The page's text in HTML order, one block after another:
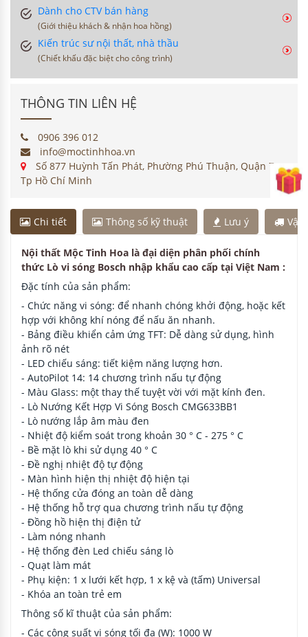
Dành cho CTV bán hàng
(Giới thiệu khách & nhận hoa hồng)
Kiến trúc sư nội thất, nhà thầu
(Chiết khấu đặc biệt cho công trình)
THÔNG TIN LIÊN HỆ
0906 396 012
info@moctinhhoa.vn
Số 877 Huỳnh Tấn Phát, Phường Phú Thuận, Quận 7,
Tp Hồ Chí Minh
Chi tiết Thông số kỹ thuật Lưu ý Vận
Nội thất Mộc Tinh Hoa là đại diện phân phối chính
thức Lò vi sóng Bosch nhập khẩu cao cấp tại Việt Nam :
Đặc tính của sản phẩm:
- Chức năng vi sóng: để nhanh chóng khởi động, hoặc kết
hợp với không khí nóng để nấu ăn nhanh.
- Bảng điều khiển cảm ứng TFT: Dễ dàng sử dụng, hình
ảnh rõ nét
- LED chiếu sáng: tiết kiệm năng lượng hơn.
- AutoPilot 14: 14 chương trình nấu tự động
- Màu Glass: một thay thế tuyệt vời với mặt kính đen.
- Lò Nướng Kết Hợp Vi Sóng Bosch CMG633BB1
- Lò nướng lắp âm màu đen
- Nhiệt độ kiểm soát trong khoản 30 ° C - 275 ° C
- Bề mặt lò khi sử dụng 40 ° C
- Đề nghị nhiệt độ tự động
- Màn hình hiện thị nhiệt độ hiện tại
- Hệ thống cửa đóng an toàn dễ dàng
- Hệ thống hỗ trợ qua chương trình nấu tự động
- Đồng hồ hiện thị điện tử
- Làm nóng nhanh
- Hệ thống đèn Led chiếu sáng lò
- Quạt làm mát
- Phụ kiện: 1 x lưới kết hợp, 1 x kệ và (tấm) Universal
- Khóa an toàn trẻ em
Thông số kĩ thuật của sản phẩm:
- Các công suất vi sóng tối đa (W): 1000 W